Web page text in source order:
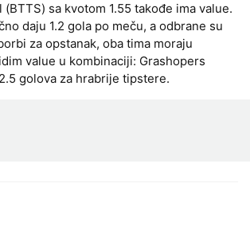
(BTTS) sa kvotom 1.55 takođe ima value.
daju 1.2 gola po meču, a odbrane su
za opstanak, oba tima moraju
value u kombinaciji: Grashopers
golova za hrabrije tipstere.